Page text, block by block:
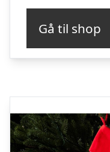
Gå til shop